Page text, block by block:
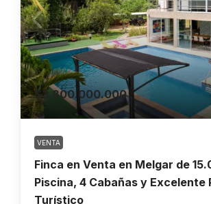
$3.800.000.000
VENTA
Finca en Venta en Melgar de
Piscina, 4 Cabañas y Excelente
Turístico